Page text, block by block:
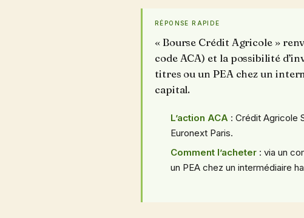
RÉPONSE RAPIDE
« Bourse Crédit Agricole »
code ACA) et la possibilité
titres ou un PEA chez un
capital.
L’action ACA : Crédit Agricole
Euronext Paris.
Comment l’acheter: via un
un PEA chez un intermédiaire